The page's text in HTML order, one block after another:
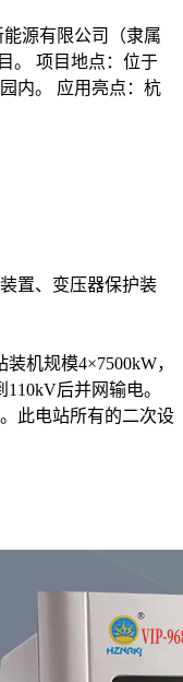
源有限公司（隶属
。 项目地点：位于
内。 应用亮点：杭
置、变压器保护装
机规模4×7500kW，
后并网输电。
此电站所有的二次设